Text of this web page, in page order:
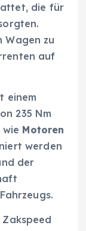
die für
Wagen zu
auf
einem
235 Nm
Motoren
werden
der